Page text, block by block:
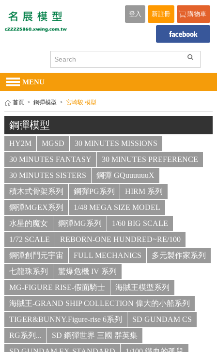
購物車
新註冊
登入
MENU
首頁 > 鋼彈模型 > 宮崎駿 模型
鋼彈模型
HY2M MGSD
30 MINUTES MISSIONS
30 MINUTES FANTASY
30 MINUTES PREFERENCE
30 MINUTES SISTERS
鋼彈 GQuuuuuuX
積木式骨架系列
鋼彈PG系列
HIRM 系列
鋼彈MGEX系列
1/48 MEGA SIZE MODEL
水星的魔女
鋼彈MG系列
1/60 BIG SCALE
1/72 SCALE
REBORN-ONE HUNDRED~RE/100
鋼彈創鬥元宇宙
FULL MECHANICS
多元製作家系列
七龍珠系列
驚爆危機 IV 系列
MG-FIGURE RISE-假面騎士
海賊王模型系列
海賊王-GRAND SHIP COLLECTION 偉大的小船系列
TIGER&BUNNY.Figure-rise 6系列
SD GUNDAM CS
RG系列...
SD 鋼彈世界 三國 群英集